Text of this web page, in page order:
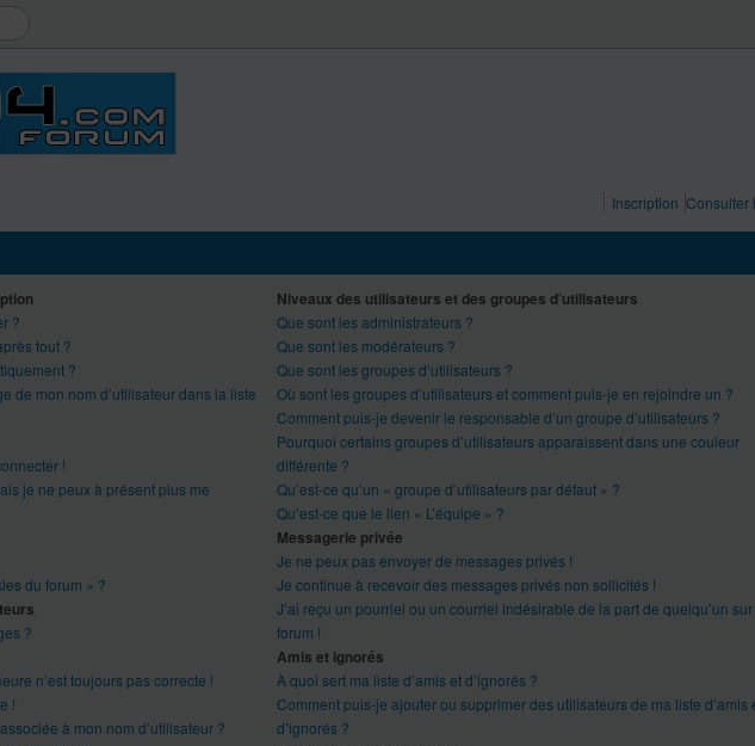
Inscription Consulter
?
tout ?
?
de mon nom d’utilisateur dans la liste
!
je ne peux à présent plus me
du forum » ?
?
n’est toujours pas correcte !
!
à mon nom d’utilisateur ?
Niveaux des utilisateurs et des groupes d’utilisateurs
Que sont les administrateurs ?
Que sont les modérateurs ?
Que sont les groupes d’utilisateurs ?
Où sont les groupes d’utilisateurs et comment puis-je en rejoindre un ?
Comment puis-je devenir le responsable d’un groupe d’utilisateurs ?
Pourquoi certains groupes d’utilisateurs apparaissent dans une couleur
différente ?
Qu’est-ce qu’un « groupe d’utilisateurs par défaut » ?
Qu’est-ce que le lien « L’équipe » ?
Messagerie privée
Je ne peux pas envoyer de messages privés !
Je continue à recevoir des messages privés non sollicités !
J’ai reçu un pourriel ou un courriel indésirable de la part de quelqu’un sur
forum !
Amis et ignorés
À quoi sert ma liste d’amis et d’ignorés ?
Comment puis-je ajouter ou supprimer des utilisateurs de ma liste d’amis
d’ignorés ?